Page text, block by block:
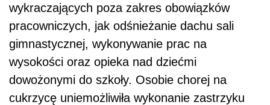
wykraczających poza zakres obowiązków
pracowniczych, jak odśnieżanie dachu sali
gimnastycznej, wykonywanie prac na
wysokości oraz opieka nad dziećmi
dowożonymi do szkoły. Osobie chorej na
cukrzycę uniemożliwiła wykonanie zastrzyku